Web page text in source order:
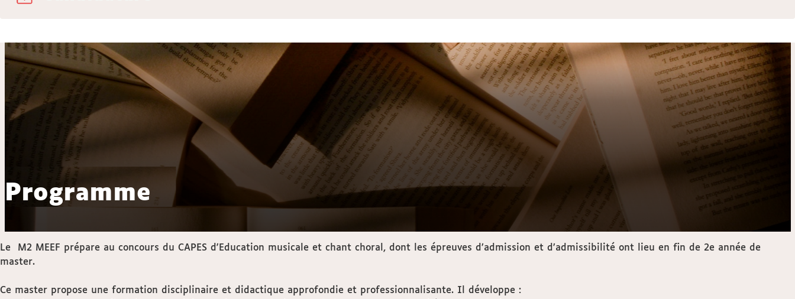
Programme
Le M2 MEEF prépare au concours du CAPES d'Education musicale et chant choral, dont les épreuves d’admission et d’admissibilité ont lieu en fin de 2e année de
master.
Ce master propose une formation disciplinaire et didactique approfondie et professionnalisante. Il développe :